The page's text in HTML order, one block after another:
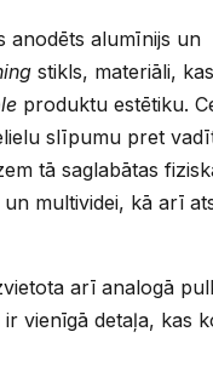
anodēts alumīnijs un
stikls, materiāli,
produktu estētiku.
slīpumu pret
tā saglabātas
multividei, kā arī
arī analogā
vienīgā detaļa, kas